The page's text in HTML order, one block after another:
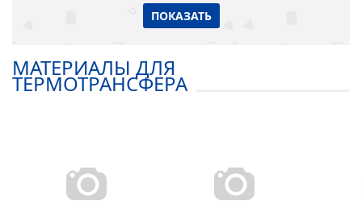
ПОКАЗАТЬ
МАТЕРИАЛЫ ДЛЯ
ТЕРМОТРАНСФЕРА